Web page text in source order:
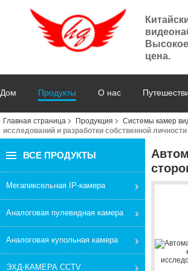
цена.
Дом Продукты О нас
Главная страница Продукция Системы камер
исследований и разработки собственной личности
ВСЕ ПРОДУКТЫ
Мегапиксельная IP-камера
Аналоговая пулевидная камера
Аналоговая купольная камера
ЭХД-КАМЕРА CCTV